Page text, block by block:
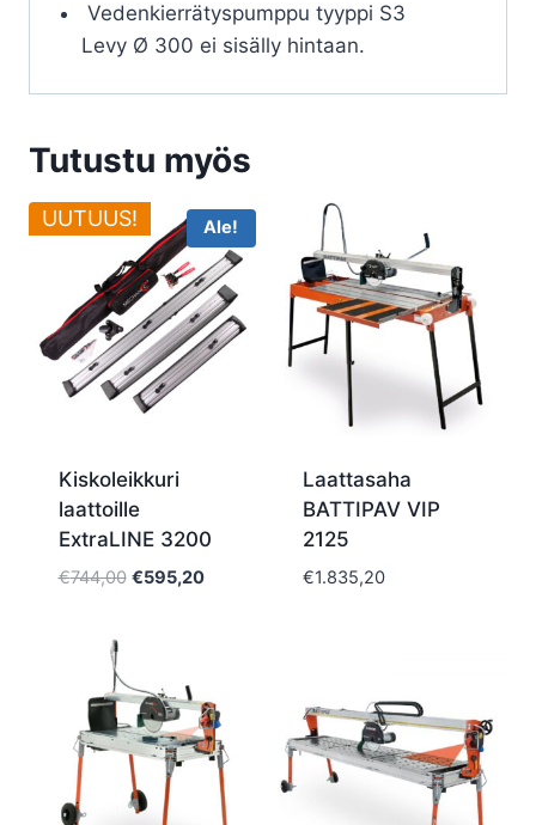
Vedenkierrätyspumppu tyyppi S3
Levy Ø 300 ei sisälly hintaan.
Tutustu myös
Ale!
UUTUUS!
Kiskoleikkuri
laattoille
ExtraLINE 3200
€744,00 Alkuperäinen
€595,20Nykyinen
Laattasaha
BATTIPAV VIP
2125
€1.835,20